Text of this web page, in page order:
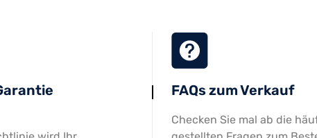
FAQs zum Verkauf
Checken Sie mal ab die